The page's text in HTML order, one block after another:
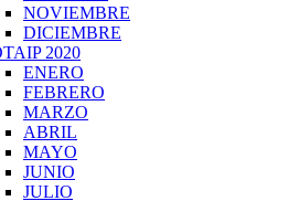
NOVIEMBRE
DICIEMBRE
2020
ENERO
FEBRERO
MARZO
ABRIL
MAYO
JUNIO
JULIO